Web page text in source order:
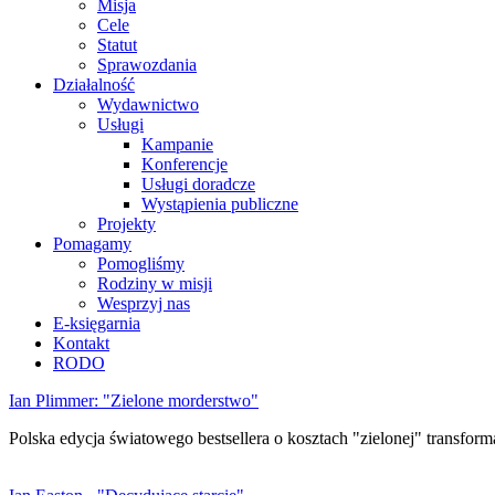
Misja
Cele
Statut
Sprawozdania
Działalność
Wydawnictwo
Usługi
Kampanie
Konferencje
Usługi doradcze
Wystąpienia publiczne
Projekty
Pomagamy
Pomogliśmy
Rodziny w misji
Wesprzyj nas
E-księgarnia
Kontakt
RODO
Ian Plimmer: "Zielone morderstwo"
Polska edycja światowego bestsellera o kosztach "zielonej"